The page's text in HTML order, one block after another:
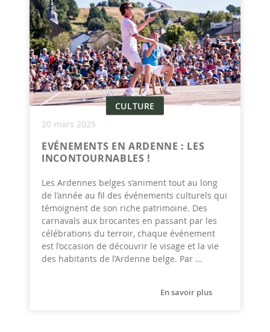
CULTURE
20 mars 2025
EVÉNEMENTS EN ARDENNE : LES
INCONTOURNABLES !
Les Ardennes belges s’animent tout au long
de l’année au fil des événements culturels qui
témoignent de son riche patrimoine. Des
carnavals aux brocantes en passant par les
célébrations du terroir, chaque événement
est l’occasion de découvrir le visage et la vie
des habitants de l’Ardenne belge. Par ...
En savoir plus